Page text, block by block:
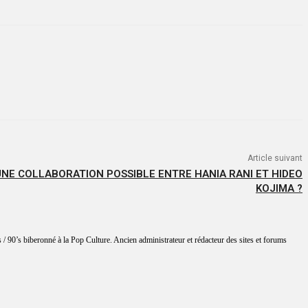
Article suivant
COLLABORATION POSSIBLE ENTRE HANIA RANI ET HIDEO
KOJIMA ?
biberonné à la Pop Culture. Ancien administrateur et rédacteur des sites et forums